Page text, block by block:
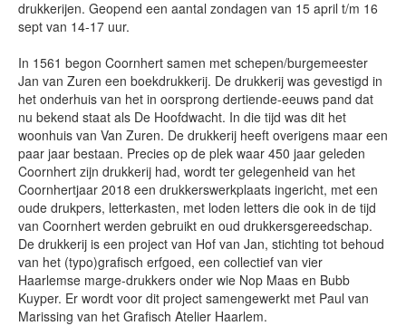
drukkerijen. Geopend een aantal zondagen van 15 april t/m 16
sept van 14-17 uur.
In 1561 begon Coornhert samen met schepen/burgemeester
Jan van Zuren een boekdrukkerij. De drukkerij was gevestigd in
het onderhuis van het in oorsprong dertiende-eeuws pand dat
nu bekend staat als De Hoofdwacht. In die tijd was dit het
woonhuis van Van Zuren. De drukkerij heeft overigens maar een
paar jaar bestaan. Precies op de plek waar 450 jaar geleden
Coornhert zijn drukkerij had, wordt ter gelegenheid van het
Coornhertjaar 2018 een drukkerswerkplaats ingericht, met een
oude drukpers, letterkasten, met loden letters die ook in de tijd
van Coornhert werden gebruikt en oud drukkersgereedschap.
De drukkerij is een project van Hof van Jan, stichting tot behoud
van het (typo)grafisch erfgoed, een collectief van vier
Haarlemse marge-drukkers onder wie Nop Maas en Bubb
Kuyper. Er wordt voor dit project samengewerkt met Paul van
Marissing van het Grafisch Atelier Haarlem.